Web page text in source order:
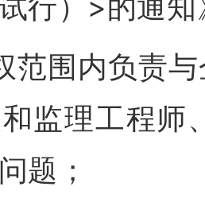
行）>的通
范围内负责
监理工程
题；